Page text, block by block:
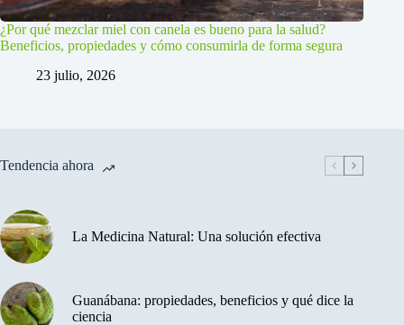
¿Por qué mezclar miel con canela es bueno para la salud?
Beneficios, propiedades y cómo consumirla de forma segura
23 julio, 2026
Tendencia ahora
La Medicina Natural: Una solución efectiva
Guanábana: propiedades, beneficios y qué dice la
ciencia